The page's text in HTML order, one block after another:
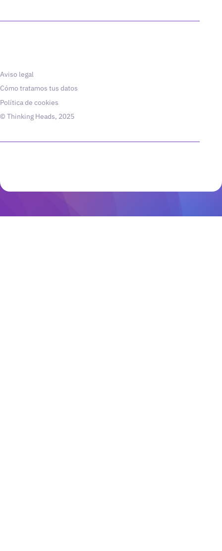
Aviso legal
Cómo tratamos tus datos
Política de cookies
© Thinking Heads, 2025